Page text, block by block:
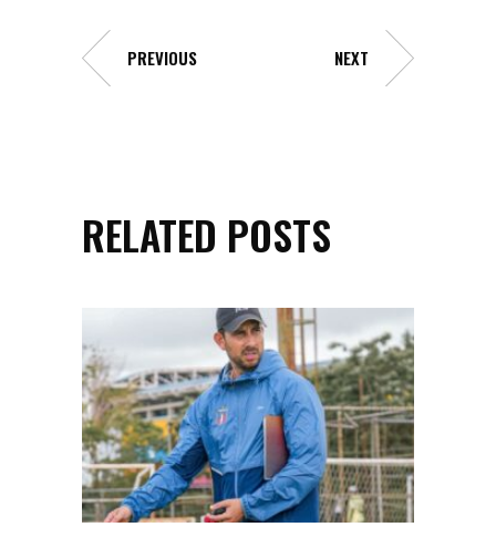
PREVIOUS NEXT
RELATED POSTS